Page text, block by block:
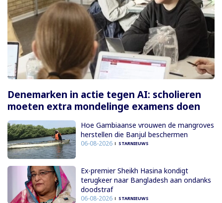
Denemarken in actie tegen AI: scholieren
moeten extra mondelinge examens doen
Hoe Gambiaanse vrouwen de mangroves
herstellen die Banjul beschermen
06-08-2026 STARNIEUWS
Ex-premier Sheikh Hasina kondigt
terugkeer naar Bangladesh aan ondanks
doodstraf
06-08-2026 STARNIEUWS